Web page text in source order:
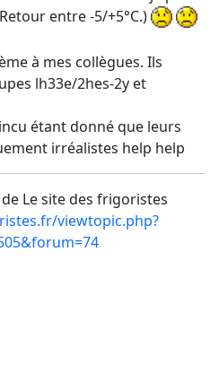
entre -5/+5°C.)
à mes collègues. Ils
lh33e/2hes-2y et
étant donné que leurs
irréalistes help help
Le site des frigoristes
viewtopic.php?